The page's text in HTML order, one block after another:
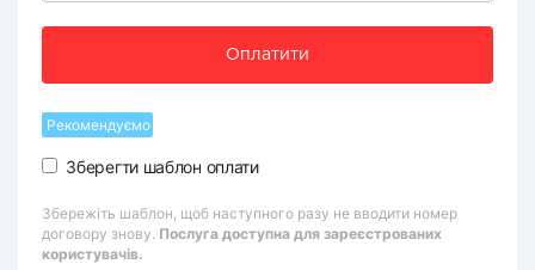
Оплатити
Рекомендуємо
Зберегти шаблон оплати
Збережіть шаблон, щоб наступного разу не вводити номер
договору знову. Послуга доступна для зареєстрованих
користувачів.